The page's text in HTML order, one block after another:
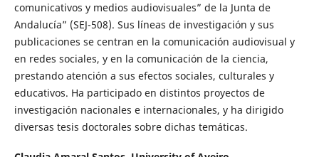
comunicativos y medios audiovisuales” de la Junta de
Andalucía” (SEJ-508). Sus líneas de investigación y sus
publicaciones se centran en la comunicación audiovisual y
en redes sociales, y en la comunicación de la ciencia,
prestando atención a sus efectos sociales, culturales y
educativos. Ha participado en distintos proyectos de
investigación nacionales e internacionales, y ha dirigido
diversas tesis doctorales sobre dichas temáticas.